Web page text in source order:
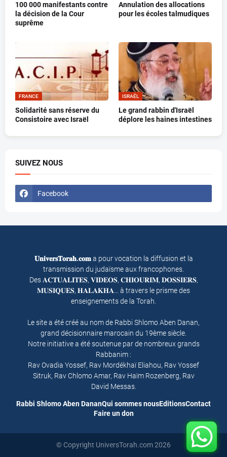
100 000 manifestants contre
la décision de la Cour
suprême
Annulation des allocations
pour les écoles talmudiques
FRANCE
Solidarité sans réserve du
Consistoire avec Israël
ISRAËL
Le grand rabbin d'Israël
déplore les haines intestines
SUIVEZ NOUS
Facebook
𝐔𝐧𝐢𝐯𝐞𝐫𝐬𝐓𝐨𝐫𝐚𝐡.𝐜𝐨𝐦a pour vocation la diffusion et la
transmission du judaïsme aux francophones.
Des 𝐀𝐂𝐓𝐔𝐀𝐋𝐈𝐓𝐄𝐒, 𝐕𝐈𝐃𝐄𝐎𝐒, 𝐂𝐇𝐈𝐎𝐔𝐑𝐈𝐌, 𝐃𝐎𝐒𝐒𝐈𝐄𝐑𝐒,
𝐌𝐔𝐒𝐈𝐐𝐔𝐄𝐒, 𝐇𝐀𝐋𝐀𝐊𝐇𝐀… à travers le prisme des
enseignements de la Torah.
Le site a été créé au nom de Rabbi Shlomo Aben Danan,
grand décisionnaire marocain du 19ème siècle.
Notre initiative a été soutenue par de nombreux grands
Rabbanim :
Rav Ovadia Yossef, Rav Mordékhaï Eliahou, Rav Yossef
Sitruk, Rav Chlomo Amar, Rav Haïm Rozenberg, Rav
David Messas.
Rabbi Shlomo Aben DananQui sommes nousEditionsContact
Faire un don
© Copyright UniversTorah.com 2026